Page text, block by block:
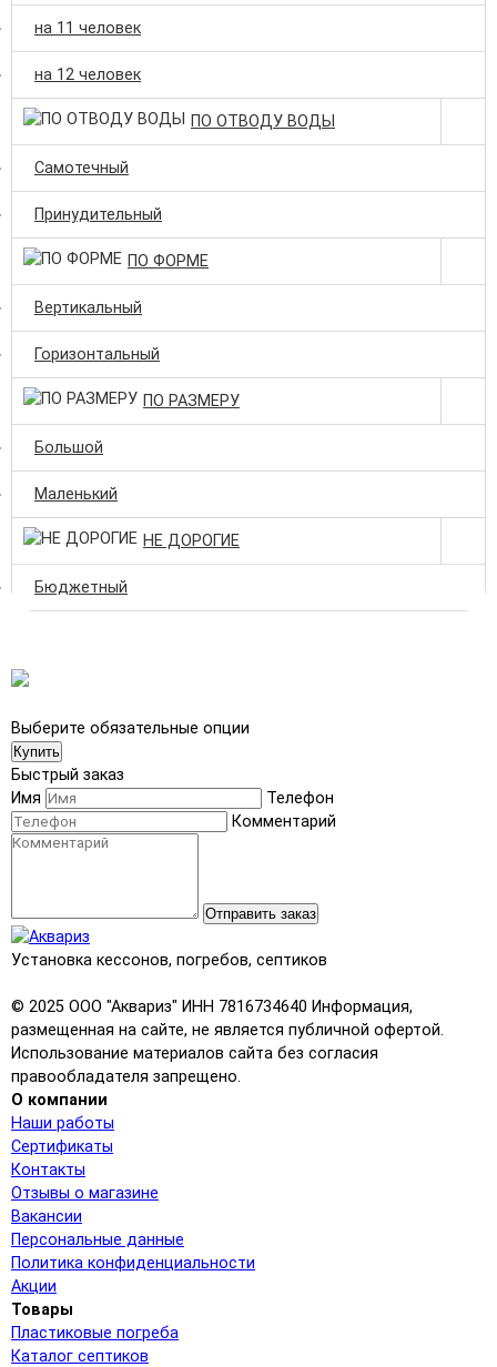
на 11 человек
на 12 человек
ПО ОТВОДУ ВОДЫ
Самотечный
Принудительный
ПО ФОРМЕ
Вертикальный
Горизонтальный
ПО РАЗМЕРУ
Большой
Маленький
НЕ ДОРОГИЕ
Бюджетный
Выберите обязательные опции
Купить
Быстрый заказ
Имя
Телефон
Комментарий
Отправить заказ
Установка кессонов, погребов, септиков
© 2025 ООО "Аквариз" ИНН 7816734640 Информация,
размещенная на сайте, не является публичной офертой.
Использование материалов сайта без согласия
правообладателя запрещено.
О компании
Наши работы
Сертификаты
Контакты
Отзывы о магазине
Вакансии
Персональные данные
Политика конфиденциальности
Акции
Товары
Пластиковые погреба
Каталог септиков